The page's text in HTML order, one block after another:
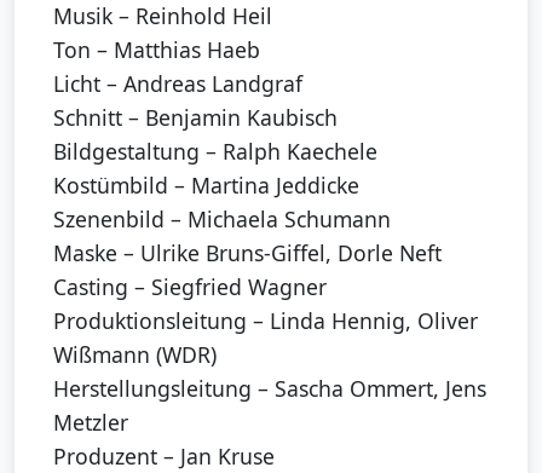
Musik – Reinhold Heil
Ton – Matthias Haeb
Licht – Andreas Landgraf
Schnitt – Benjamin Kaubisch
Bildgestaltung – Ralph Kaechele
Kostümbild – Martina Jeddicke
Szenenbild – Michaela Schumann
Maske – Ulrike Bruns-Giffel, Dorle Neft
Casting – Siegfried Wagner
Produktionsleitung – Linda Hennig, Oliver
Wißmann (WDR)
Herstellungsleitung – Sascha Ommert, Jens
Metzler
Produzent – Jan Kruse